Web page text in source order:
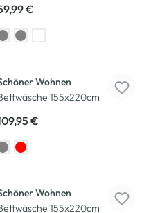
€
Wohnen
155x220cm
€
Wohnen
155x220cm